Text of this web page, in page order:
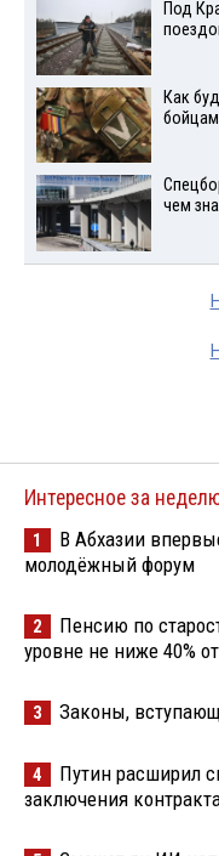
Под
Как
бойцам
чем
Интересное за
1
В Абхазии
молодёжный форум
2
Пенсию по
уровне не ниже 40%
3 Законы,
4
Путин расширил
заключения